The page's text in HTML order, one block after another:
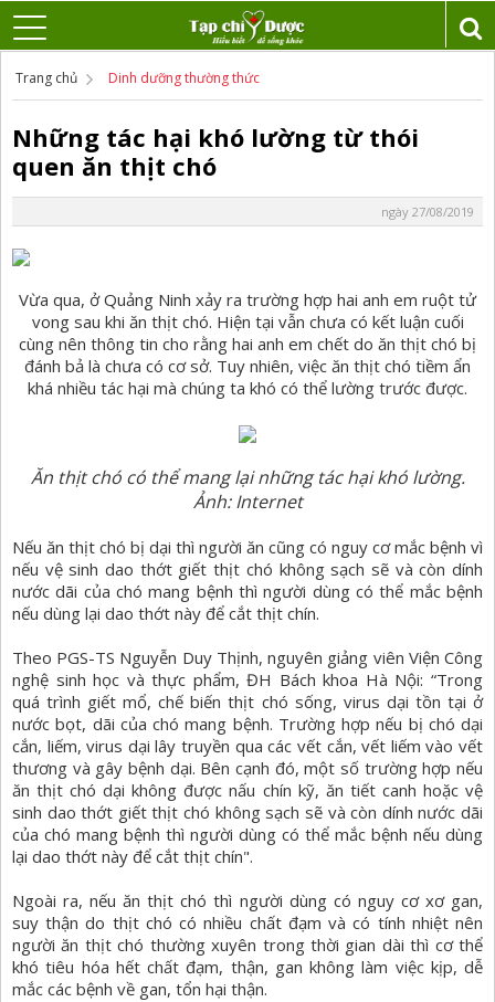
Trang chủ Dinh dưỡng thường thức
Những tác hại khó lường từ thói
quen ăn thịt chó
ngày 27/08/2019
Vừa qua, ở Quảng Ninh xảy ra trường hợp hai anh em ruột tử
vong sau khi ăn thịt chó. Hiện tại vẫn chưa có kết luận cuối
cùng nên thông tin cho rằng hai anh em chết do ăn thịt chó bị
đánh bả là chưa có cơ sở. Tuy nhiên, việc ăn thịt chó tiềm ẩn
khá nhiều tác hại mà chúng ta khó có thể lường trước được.
Ăn thịt chó có thể mang lại những tác hại khó lường.
Ảnh: Internet
Nếu ăn thịt chó bị dại thì người ăn cũng có nguy cơ mắc bệnh vì
nếu vệ sinh dao thớt giết thịt chó không sạch sẽ và còn dính
nước dãi của chó mang bệnh thì người dùng có thể mắc bệnh
nếu dùng lại dao thớt này để cắt thịt chín.
Theo PGS-TS Nguyễn Duy Thịnh, nguyên giảng viên Viện Công
nghệ sinh học và thực phẩm, ĐH Bách khoa Hà Nội: “Trong
quá trình giết mổ, chế biến thịt chó sống, virus dại tồn tại ở
nước bọt, dãi của chó mang bệnh. Trường hợp nếu bị chó dại
cắn, liếm, virus dại lây truyền qua các vết cắn, vết liếm vào vết
thương và gây bệnh dại. Bên cạnh đó, một số trường hợp nếu
ăn thịt chó dại không được nấu chín kỹ, ăn tiết canh hoặc vệ
sinh dao thớt giết thịt chó không sạch sẽ và còn dính nước dãi
của chó mang bệnh thì người dùng có thể mắc bệnh nếu dùng
lại dao thớt này để cắt thịt chín".
Ngoài ra, nếu ăn thịt chó thì người dùng có nguy cơ xơ gan,
suy thận do thịt chó có nhiều chất đạm và có tính nhiệt nên
người ăn thịt chó thường xuyên trong thời gian dài thì cơ thể
khó tiêu hóa hết chất đạm, thận, gan không làm việc kịp, dễ
mắc các bệnh về gan, tổn hại thận.